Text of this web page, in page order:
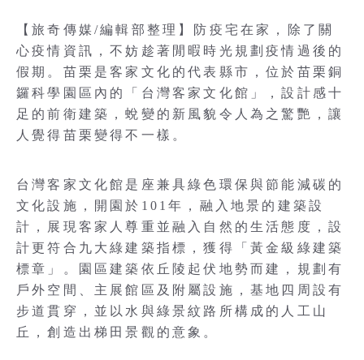
【旅奇傳媒/編輯部整理】防疫宅在家，除了關
心疫情資訊，不妨趁著閒暇時光規劃疫情過後的
假期。苗栗是客家文化的代表縣市，位於苗栗銅
鑼科學園區內的「台灣客家文化館」，設計感十
足的前衛建築，蛻變的新風貌令人為之驚艷，讓
人覺得苗栗變得不一樣。
台灣客家文化館是座兼具綠色環保與節能減碳的
文化設施，開園於101年，融入地景的建築設
計，展現客家人尊重並融入自然的生活態度，設
計更符合九大綠建築指標，獲得「黃金級綠建築
標章」。園區建築依丘陵起伏地勢而建，規劃有
戶外空間、主展館區及附屬設施，基地四周設有
步道貫穿，並以水與綠景紋路所構成的人工山
丘，創造出梯田景觀的意象。